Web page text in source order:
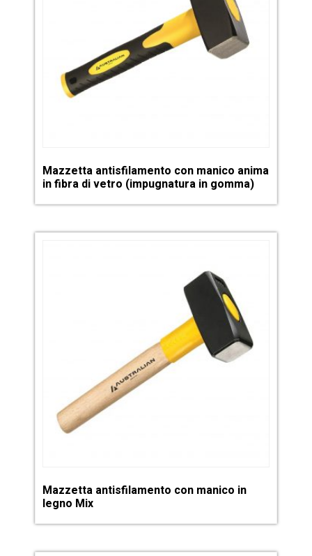
Mazzetta antisfilamento con manico anima
in fibra di vetro (impugnatura in gomma)
Mazzetta antisfilamento con manico in
legno Mix